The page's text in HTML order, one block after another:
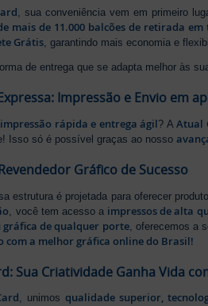
, sua conveniência vem em primeiro
mais de 11.000 balcões de retirada
Grátis , garantindo mais economia e
de entrega que se adapta melhor às
Impressão e Envio em
impressão rápida e entrega ágil? AAtual
Isso só é possível graças ao nosso
Gráfico de Sucesso
estrutura é projetada para oferecer
, você tem acesso a impressos de alta
gráfica de qualquer porte, oferecemos a
com a melhor gráfica online do Brasil!
Sua Criatividade Ganha Vida
, unimosqualidade superior,